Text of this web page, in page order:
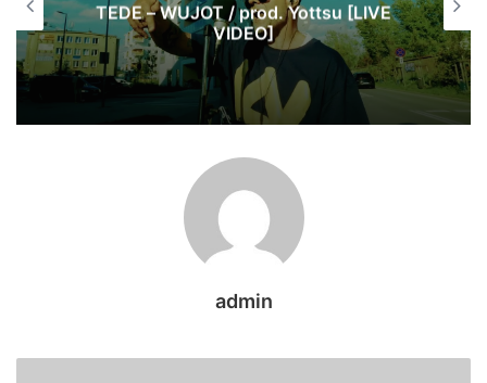
TEDE – WUJOT / prod. Yottsu [LIVE
VIDEO]
admin